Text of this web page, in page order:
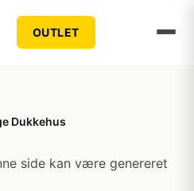
OUTLET
Dukkehus
side kan være genereret